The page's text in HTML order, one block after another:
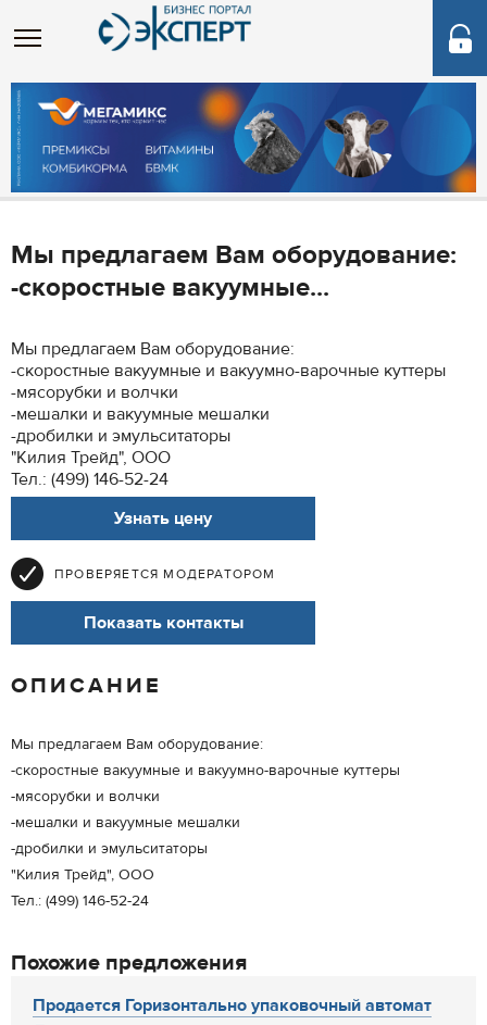
Мы предлагаем Вам оборудование:
-скоростные вакуумные...
Мы предлагаем Вам оборудование:
-скоростные вакуумные и вакуумно-варочные куттеры
-мясорубки и волчки
-мешалки и вакуумные мешалки
-дробилки и эмульситаторы
"Килия Трейд", ООО
Тел.: (499) 146-52-24
Узнать цену
ПРОВЕРЯЕТСЯ МОДЕРАТОРОМ
Показать контакты
ОПИСАНИЕ
Мы предлагаем Вам оборудование:
-скоростные вакуумные и вакуумно-варочные куттеры
-мясорубки и волчки
-мешалки и вакуумные мешалки
-дробилки и эмульситаторы
"Килия Трейд", ООО
Тел.: (499) 146-52-24
Похожие предложения
Продается Горизонтально упаковочный автомат